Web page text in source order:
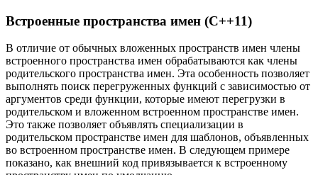
Встроенные пространства имен (C++11)
В отличие от обычных вложенных пространств имен члены
встроенного пространства имен обрабатываются как члены
родительского пространства имен. Эта особенность позволяет
выполнять поиск перегруженных функций с зависимостью от
аргументов среди функции, которые имеют перегрузки в
родительском и вложенном встроенном пространстве имен.
Это также позволяет объявлять специализации в
родительском пространстве имен для шаблонов, объявленных
во встроенном пространстве имен. В следующем примере
показано, как внешний код привязывается к встроенному